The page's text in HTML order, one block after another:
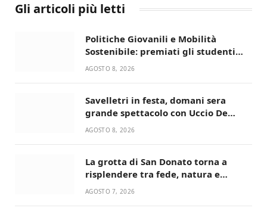
Gli articoli più letti
Politiche Giovanili e Mobilità
Sostenibile: premiati gli studenti
universitari del bando “La strada
AGOSTO 8, 2026
Savelletri in festa, domani sera
grande spettacolo con Uccio De
Santis
AGOSTO 8, 2026
La grotta di San Donato torna a
risplendere tra fede, natura e
devozione
AGOSTO 7, 2026